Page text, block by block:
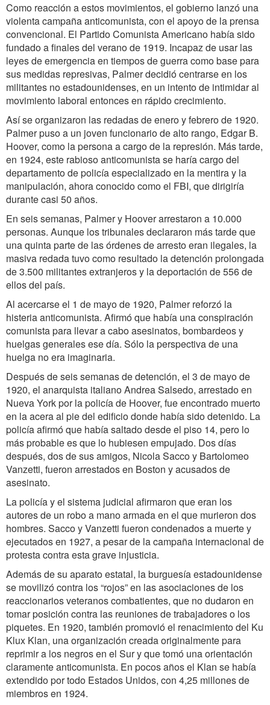
Como reacción a estos movimientos, el gobierno lanzó una
violenta campaña anticomunista, con el apoyo de la prensa
convencional. El Partido Comunista Americano había sido
fundado a finales del verano de 1919. Incapaz de usar las
leyes de emergencia en tiempos de guerra como base para
sus medidas represivas, Palmer decidió centrarse en los
militantes no estadounidenses, en un intento de intimidar al
movimiento laboral entonces en rápido crecimiento.
Así se organizaron las redadas de enero y febrero de 1920.
Palmer puso a un joven funcionario de alto rango, Edgar B.
Hoover, como la persona a cargo de la represión. Más tarde,
en 1924, este rabioso anticomunista se haría cargo del
departamento de policía especializado en la mentira y la
manipulación, ahora conocido como el FBI, que dirigiría
durante casi 50 años.
En seis semanas, Palmer y Hoover arrestaron a 10.000
personas. Aunque los tribunales declararon más tarde que
una quinta parte de las órdenes de arresto eran ilegales, la
masiva redada tuvo como resultado la detención prolongada
de 3.500 militantes extranjeros y la deportación de 556 de
ellos del país.
Al acercarse el 1 de mayo de 1920, Palmer reforzó la
histeria anticomunista. Afirmó que había una conspiración
comunista para llevar a cabo asesinatos, bombardeos y
huelgas generales ese día. Sólo la perspectiva de una
huelga no era imaginaria.
Después de seis semanas de detención, el 3 de mayo de
1920, el anarquista italiano Andrea Salsedo, arrestado en
Nueva York por la policía de Hoover, fue encontrado muerto
en la acera al pie del edificio donde había sido detenido. La
policía afirmó que había saltado desde el piso 14, pero lo
más probable es que lo hubiesen empujado. Dos días
después, dos de sus amigos, Nicola Sacco y Bartolomeo
Vanzetti, fueron arrestados en Boston y acusados de
asesinato.
La policía y el sistema judicial afirmaron que eran los
autores de un robo a mano armada en el que murieron dos
hombres. Sacco y Vanzetti fueron condenados a muerte y
ejecutados en 1927, a pesar de la campaña internacional de
protesta contra esta grave injusticia.
Además de su aparato estatal, la burguesía estadounidense
se movilizó contra los “rojos” en las asociaciones de los
reaccionarios veteranos combatientes, que no dudaron en
tomar posición contra las reuniones de trabajadores o los
piquetes. En 1920, también promovió el renacimiento del Ku
Klux Klan, una organización creada originalmente para
reprimir a los negros en el Sur y que tomó una orientación
claramente anticomunista. En pocos años el Klan se había
extendido por todo Estados Unidos, con 4,25 millones de
miembros en 1924.